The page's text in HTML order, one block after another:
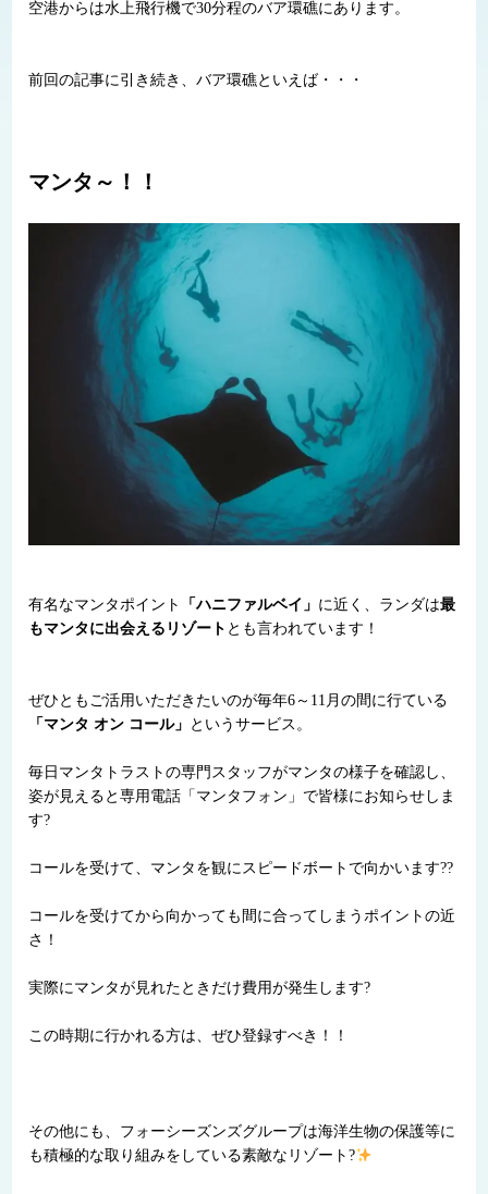
空港からは水上飛行機で30分程のバア環礁にあります。
前回の記事に引き続き、バア環礁といえば・・・
マンタ～！！
有名なマンタポイント 「ハニファルベイ」 に近く、ランダは最
もマンタに出会えるリゾート とも言われています！
ぜひともご活用いただきたいのが毎年6～11月の間に行ている
「マンタ オン コール」 というサービス。
毎日マンタトラストの専門スタッフがマンタの様子を確認し、
姿が見えると専用電話「マンタフォン」で皆様にお知らせしま
す?
コールを受けて、マンタを観にスピードボートで向かいます??
コールを受けてから向かっても間に合ってしまうポイントの近
さ！
実際にマンタが見れたときだけ費用が発生します?
この時期に行かれる方は、ぜひ登録すべき！！
その他にも、フォーシーズンズグループは海洋生物の保護等に
も積極的な取り組みをしている素敵なリゾート?